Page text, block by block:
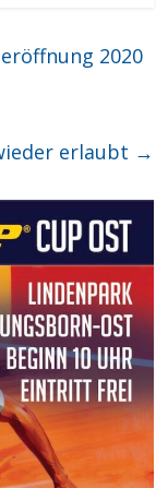
2020
erlaubt →